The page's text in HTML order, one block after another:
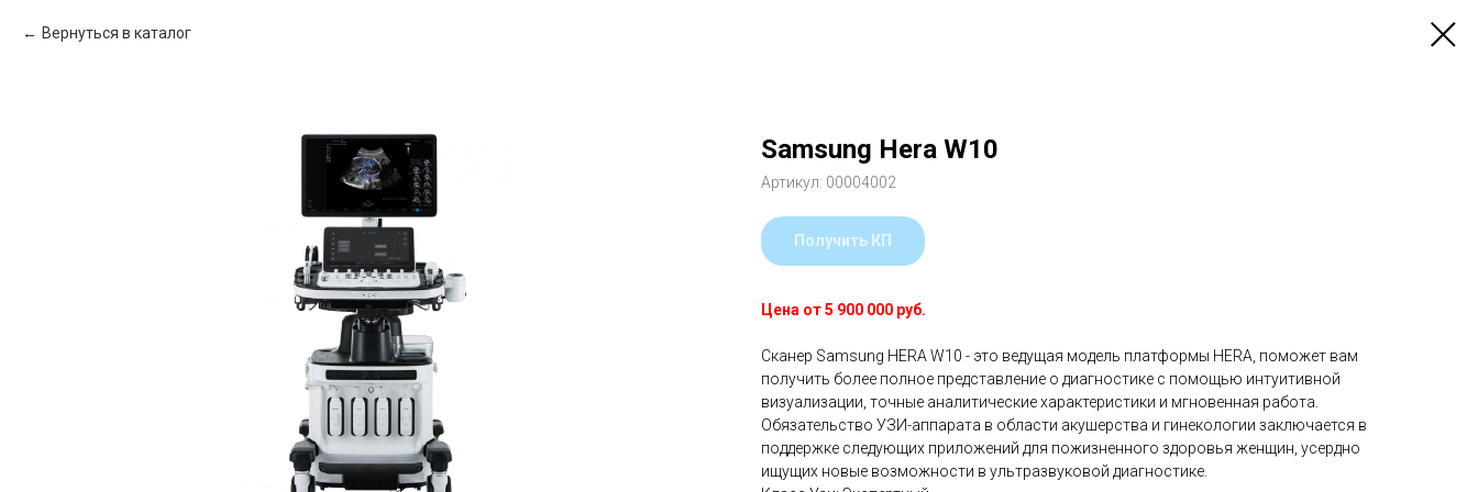
Вернуться в каталог
Samsung Hera W10
Артикул: 00004002
Получить КП
Цена от 5 900 000 руб.
Сканер Samsung HERA W10 - это ведущая модель платформы HERA, поможет вам
получить более полное представление о диагностике с помощью интуитивной
визуализации, точные аналитические характеристики и мгновенная работа.
Обязательство УЗИ-аппарата в области акушерства и гинекологии заключается в
поддержке следующих приложений для пожизненного здоровья женщин, усердно
ищущих новые возможности в ультразвуковой диагностике.